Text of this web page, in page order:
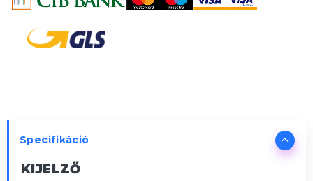
Specifikáció
KIJELZŐ